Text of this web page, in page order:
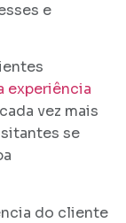
e
experiência
vez mais
se
do cliente